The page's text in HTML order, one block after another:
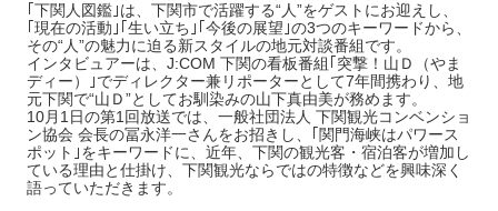
｢下関人図鑑｣は、下関市で活躍する“人”をゲストにお迎えし、
｢現在の活動｣｢生い立ち｣｢今後の展望｣の3つのキーワードから、
その“人”の魅力に迫る新スタイルの地元対談番組です。
インタビュアーは、J:COM 下関の看板番組｢突撃！山Ｄ（やま
ディー）｣でディレクター兼リポーターとして7年間携わり、地
元下関で“山Ｄ”としてお馴染みの山下真由美が務めます。
10月1日の第1回放送では、一般社団法人 下関観光コンベンショ
ン協会 会長の冨永洋一さんをお招きし、｢関門海峡はパワース
ポット｣をキーワードに、近年、下関の観光客・宿泊客が増加し
ている理由と仕掛け、下関観光ならではの特徴などを興味深く
語っていただきます。